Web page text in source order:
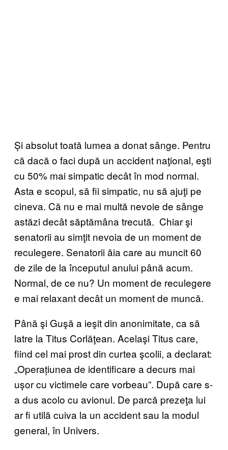
Și absolut toată lumea a donat sânge. Pentru
că dacă o faci după un accident naţional, eşti
cu 50% mai simpatic decât în mod normal.
Asta e scopul, să fii simpatic, nu să ajuţi pe
cineva. Că nu e mai multă nevoie de sânge
astăzi decât săptămâna trecută. Chiar şi
senatorii au simţit nevoia de un moment de
reculegere. Senatorii ăia care au muncit 60
de zile de la începutul anului până acum.
Normal, de ce nu? Un moment de reculegere
e mai relaxant decât un moment de muncă.
Până şi Guşă a ieşit din anonimitate, ca să
latre la Titus Corlăţean. Acelaşi Titus care,
fiind cel mai prost din curtea şcolii, a declarat:
„Operațiunea de identificare a decurs mai
ușor cu victimele care vorbeau”. După care s-
a dus acolo cu avionul. De parcă prezeţa lui
ar fi utilă cuiva la un accident sau la modul
general, în Univers.